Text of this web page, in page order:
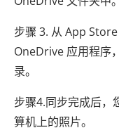
步骤 3. 从 App
OneDrive 应用程序
录。
步骤4.同步完成后
算机上的照片。